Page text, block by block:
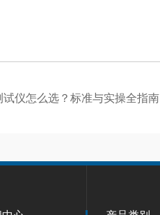
仪怎么选？标准与实操全指南